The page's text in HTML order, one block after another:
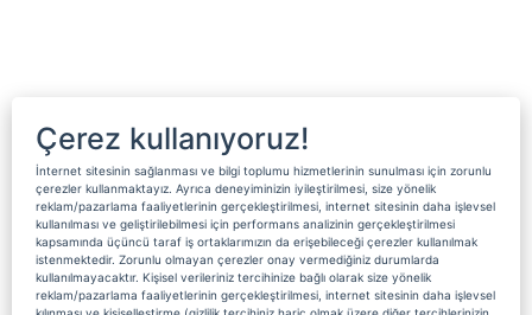
Çerez kullanıyoruz!
İnternet sitesinin sağlanması ve bilgi toplumu hizmetlerinin sunulması için zorunlu
çerezler kullanmaktayız. Ayrıca deneyiminizin iyileştirilmesi, size yönelik
reklam/pazarlama faaliyetlerinin gerçekleştirilmesi, internet sitesinin daha işlevsel
kullanılması ve geliştirilebilmesi için performans analizinin gerçekleştirilmesi
kapsamında üçüncü taraf iş ortaklarımızın da erişebileceği çerezler kullanılmak
istenmektedir. Zorunlu olmayan çerezler onay vermediğiniz durumlarda
kullanılmayacaktır. Kişisel verileriniz tercihinize bağlı olarak size yönelik
reklam/pazarlama faaliyetlerinin gerçekleştirilmesi, internet sitesinin daha işlevsel